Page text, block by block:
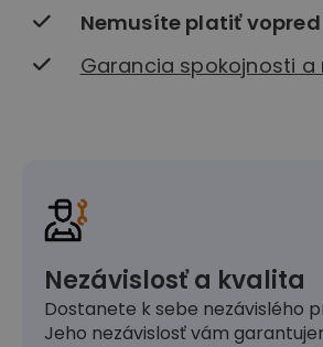
Nemusíte platiť vopred
Garancia spokojnosti a
Nezávislosť a kvalita
Dostanete k sebe nezávislého
Jeho nezávislosť vám